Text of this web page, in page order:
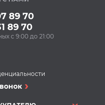
BN-
ta 8320
89 70
89 70
с 9:00 до 21:00